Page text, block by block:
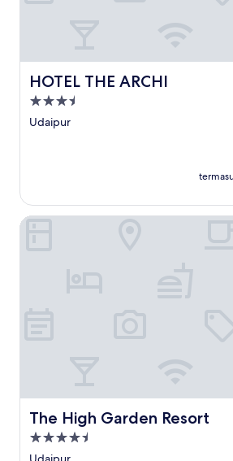
HOTEL THE ARCHI
HOTEL THE ARCHI
Properti
bintang
Udaipur
The High Garden Resort
The High Garden Resort
Properti
bintang
The High Garden Resort